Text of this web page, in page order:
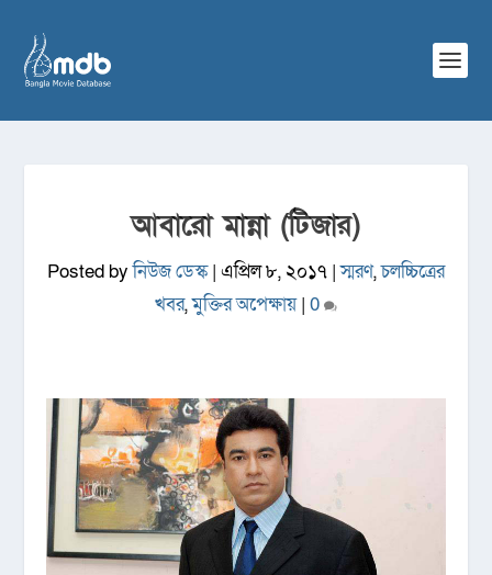
আবারো মান্না (টিজার)
Posted byনিউজ ডেস্ক| এপ্রিল ৮, ২০১৭ |স্মরণ,চলচ্চিত্রের
খবর,মুক্তির অপেক্ষায়| 0